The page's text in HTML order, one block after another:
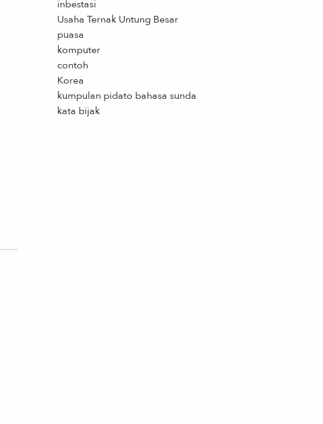
inbestasi
Usaha Ternak Untung Besar
puasa
komputer
contoh
Korea
kumpulan pidato bahasa sunda
kata bijak